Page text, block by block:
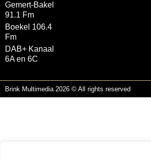
Gemert-Bakel
91.1 Fm
Boekel 106.4
Fm
DAB+ Kanaal
6A en 6C
Brink Multimedia 2026 © All rights reserved